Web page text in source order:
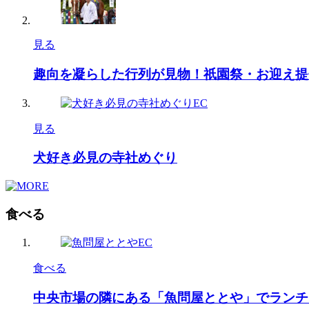
見る
趣向を凝らした行列が見物！祇園祭・お迎え
見る
犬好き必見の寺社めぐり
食べる
食べる
中央市場の隣にある「魚問屋ととや」でラン